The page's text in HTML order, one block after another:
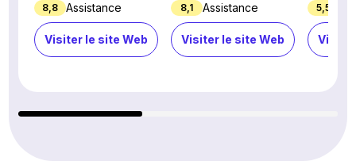
8,8 Assistance
Visiter le site Web
8,1 Assistance
Visiter le site Web
5,5